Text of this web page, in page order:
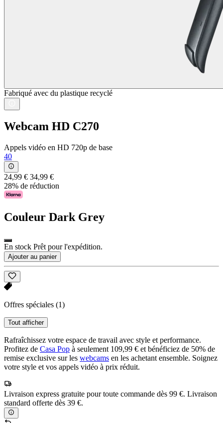
Fabriqué avec du plastique recyclé
Webcam HD C270
Appels vidéo en HD 720p de base
40
24,99 € 34,99 €
28% de réduction
Couleur Dark Grey
En stock Prêt pour l'expédition.
Ajouter au panier
Offres spéciales (1)
Tout afficher
Rafraîchissez votre espace de travail avec style et performance.
Profitez de Casa Pop à seulement 109,99 € et bénéficiez de 50% de
remise exclusive sur les webcams en les achetant ensemble. Soignez
votre style et vos appels vidéo à prix réduit.
Livraison express gratuite pour toute commande dès 99 €. Livraison
standard offerte dès 39 €.